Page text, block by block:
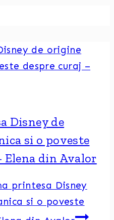
Disney de
si o poveste
Elena din Avalor
printesa Disney
si o poveste